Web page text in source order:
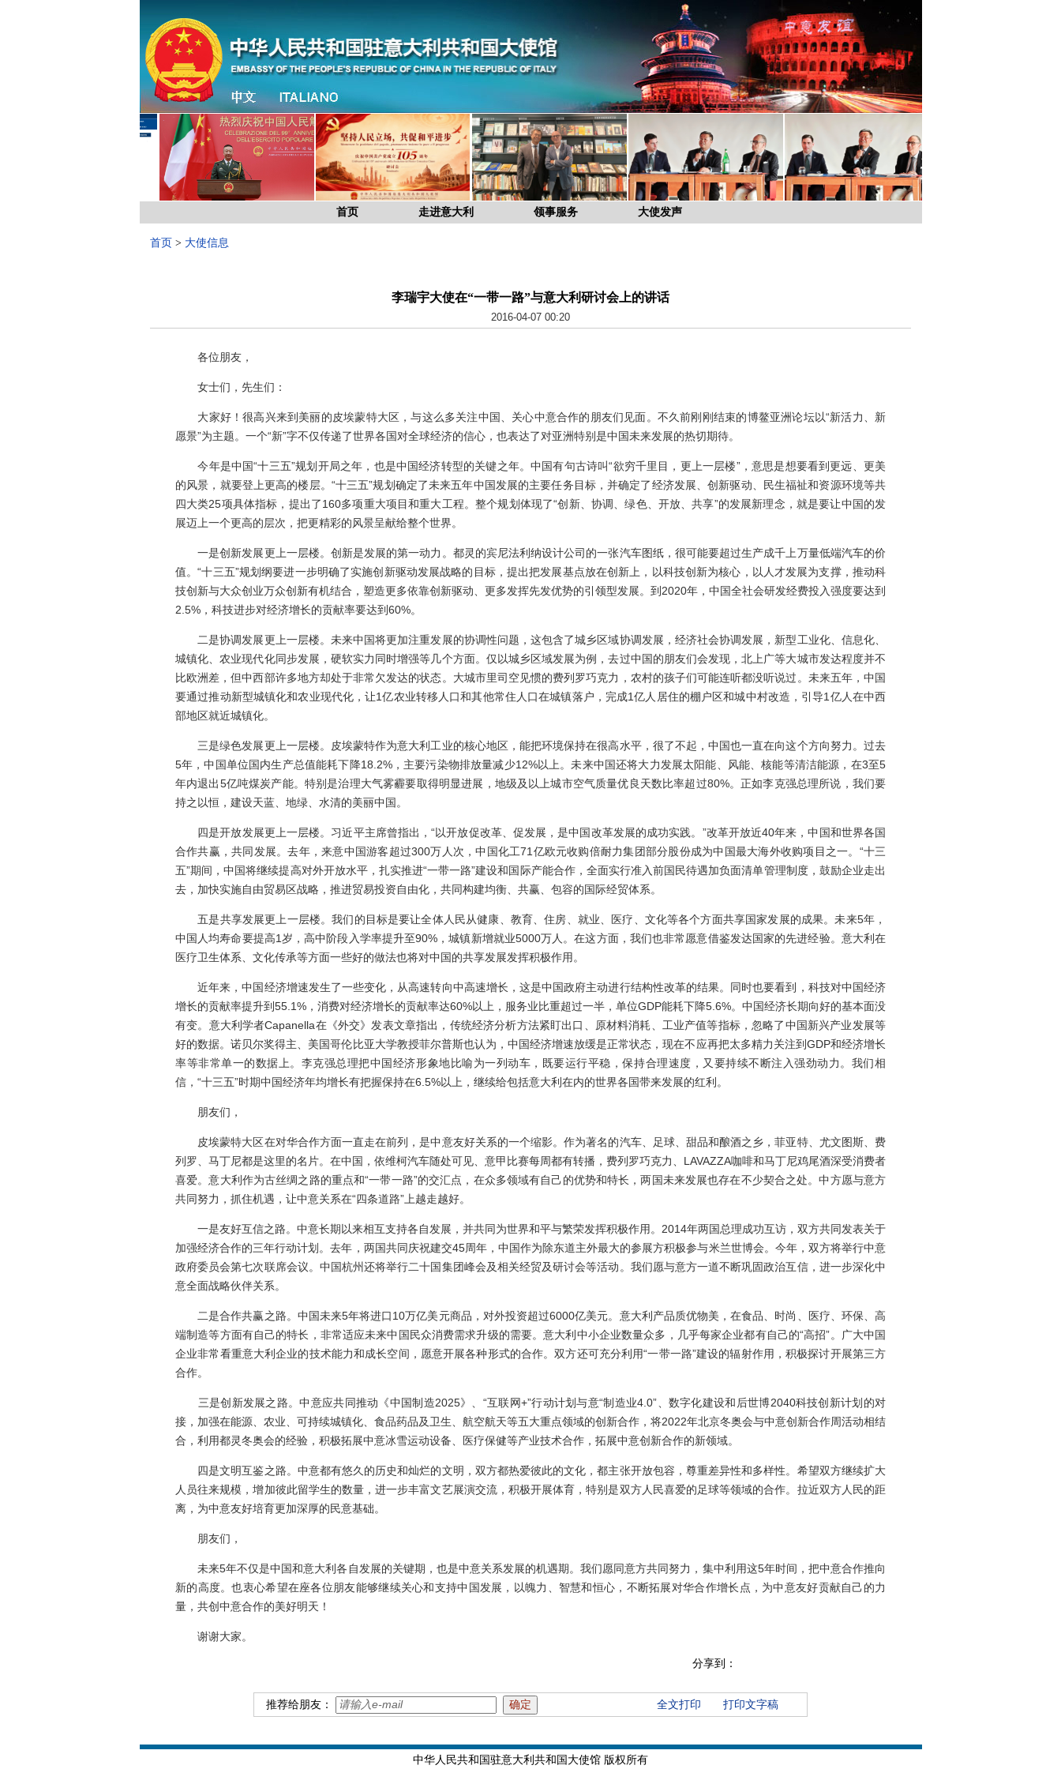
首页 走进意大利 领事服务 大使发声
首页 > 大使信息
李瑞宇大使在“一带一路”与意大利研讨会上的讲话
2016-04-07 00:20
各位朋友，
女士们，先生们：
大家好！很高兴来到美丽的皮埃蒙特大区，与这么多关注中国、关心中意合作的朋友们见面。不久前刚刚结束的博鳌亚洲论坛以“新活力、新
愿景”为主题。一个“新”字不仅传递了世界各国对全球经济的信心，也表达了对亚洲特别是中国未来发展的热切期待。
今年是中国“十三五”规划开局之年，也是中国经济转型的关键之年。中国有句古诗叫“欲穷千里目，更上一层楼”，意思是想要看到更远、更美
的风景，就要登上更高的楼层。“十三五”规划确定了未来五年中国发展的主要任务目标，并确定了经济发展、创新驱动、民生福祉和资源环境等共
四大类25项具体指标，提出了160多项重大项目和重大工程。整个规划体现了“创新、协调、绿色、开放、共享”的发展新理念，就是要让中国的发
展迈上一个更高的层次，把更精彩的风景呈献给整个世界。
一是创新发展更上一层楼。创新是发展的第一动力。都灵的宾尼法利纳设计公司的一张汽车图纸，很可能要超过生产成千上万量低端汽车的价
值。“十三五”规划纲要进一步明确了实施创新驱动发展战略的目标，提出把发展基点放在创新上，以科技创新为核心，以人才发展为支撑，推动科
技创新与大众创业万众创新有机结合，塑造更多依靠创新驱动、更多发挥先发优势的引领型发展。到2020年，中国全社会研发经费投入强度要达到
2.5%，科技进步对经济增长的贡献率要达到60%。
二是协调发展更上一层楼。未来中国将更加注重发展的协调性问题，这包含了城乡区域协调发展，经济社会协调发展，新型工业化、信息化、
城镇化、农业现代化同步发展，硬软实力同时增强等几个方面。仅以城乡区域发展为例，去过中国的朋友们会发现，北上广等大城市发达程度并不
比欧洲差，但中西部许多地方却处于非常欠发达的状态。大城市里司空见惯的费列罗巧克力，农村的孩子们可能连听都没听说过。未来五年，中国
要通过推动新型城镇化和农业现代化，让1亿农业转移人口和其他常住人口在城镇落户，完成1亿人居住的棚户区和城中村改造，引导1亿人在中西
部地区就近城镇化。
三是绿色发展更上一层楼。皮埃蒙特作为意大利工业的核心地区，能把环境保持在很高水平，很了不起，中国也一直在向这个方向努力。过去
5年，中国单位国内生产总值能耗下降18.2%，主要污染物排放量减少12%以上。未来中国还将大力发展太阳能、风能、核能等清洁能源，在3至5
年内退出5亿吨煤炭产能。特别是治理大气雾霾要取得明显进展，地级及以上城市空气质量优良天数比率超过80%。正如李克强总理所说，我们要
持之以恒，建设天蓝、地绿、水清的美丽中国。
四是开放发展更上一层楼。习近平主席曾指出，“以开放促改革、促发展，是中国改革发展的成功实践。”改革开放近40年来，中国和世界各国
合作共赢，共同发展。去年，来意中国游客超过300万人次，中国化工71亿欧元收购倍耐力集团部分股份成为中国最大海外收购项目之一。“十三
五”期间，中国将继续提高对外开放水平，扎实推进“一带一路”建设和国际产能合作，全面实行准入前国民待遇加负面清单管理制度，鼓励企业走出
去，加快实施自由贸易区战略，推进贸易投资自由化，共同构建均衡、共赢、包容的国际经贸体系。
五是共享发展更上一层楼。我们的目标是要让全体人民从健康、教育、住房、就业、医疗、文化等各个方面共享国家发展的成果。未来5年，
中国人均寿命要提高1岁，高中阶段入学率提升至90%，城镇新增就业5000万人。在这方面，我们也非常愿意借鉴发达国家的先进经验。意大利在
医疗卫生体系、文化传承等方面一些好的做法也将对中国的共享发展发挥积极作用。
近年来，中国经济增速发生了一些变化，从高速转向中高速增长，这是中国政府主动进行结构性改革的结果。同时也要看到，科技对中国经济
增长的贡献率提升到55.1%，消费对经济增长的贡献率达60%以上，服务业比重超过一半，单位GDP能耗下降5.6%。中国经济长期向好的基本面没
有变。意大利学者Capanella在《外交》发表文章指出，传统经济分析方法紧盯出口、原材料消耗、工业产值等指标，忽略了中国新兴产业发展等
好的数据。诺贝尔奖得主、美国哥伦比亚大学教授菲尔普斯也认为，中国经济增速放缓是正常状态，现在不应再把太多精力关注到GDP和经济增长
率等非常单一的数据上。李克强总理把中国经济形象地比喻为一列动车，既要运行平稳，保持合理速度，又要持续不断注入强劲动力。我们相
信，“十三五”时期中国经济年均增长有把握保持在6.5%以上，继续给包括意大利在内的世界各国带来发展的红利。
朋友们，
皮埃蒙特大区在对华合作方面一直走在前列，是中意友好关系的一个缩影。作为著名的汽车、足球、甜品和酿酒之乡，菲亚特、尤文图斯、费
列罗、马丁尼都是这里的名片。在中国，依维柯汽车随处可见、意甲比赛每周都有转播，费列罗巧克力、LAVAZZA咖啡和马丁尼鸡尾酒深受消费者
喜爱。意大利作为古丝绸之路的重点和“一带一路”的交汇点，在众多领域有自己的优势和特长，两国未来发展也存在不少契合之处。中方愿与意方
共同努力，抓住机遇，让中意关系在“四条道路”上越走越好。
一是友好互信之路。中意长期以来相互支持各自发展，并共同为世界和平与繁荣发挥积极作用。2014年两国总理成功互访，双方共同发表关于
加强经济合作的三年行动计划。去年，两国共同庆祝建交45周年，中国作为除东道主外最大的参展方积极参与米兰世博会。今年，双方将举行中意
政府委员会第七次联席会议。中国杭州还将举行二十国集团峰会及相关经贸及研讨会等活动。我们愿与意方一道不断巩固政治互信，进一步深化中
意全面战略伙伴关系。
二是合作共赢之路。中国未来5年将进口10万亿美元商品，对外投资超过6000亿美元。意大利产品质优物美，在食品、时尚、医疗、环保、高
端制造等方面有自己的特长，非常适应未来中国民众消费需求升级的需要。意大利中小企业数量众多，几乎每家企业都有自己的“高招”。广大中国
企业非常看重意大利企业的技术能力和成长空间，愿意开展各种形式的合作。双方还可充分利用“一带一路”建设的辐射作用，积极探讨开展第三方
合作。
三是创新发展之路。中意应共同推动《中国制造2025》、“互联网+”行动计划与意“制造业4.0”、数字化建设和后世博2040科技创新计划的对
接，加强在能源、农业、可持续城镇化、食品药品及卫生、航空航天等五大重点领域的创新合作，将2022年北京冬奥会与中意创新合作周活动相结
合，利用都灵冬奥会的经验，积极拓展中意冰雪运动设备、医疗保健等产业技术合作，拓展中意创新合作的新领域。
四是文明互鉴之路。中意都有悠久的历史和灿烂的文明，双方都热爱彼此的文化，都主张开放包容，尊重差异性和多样性。希望双方继续扩大
人员往来规模，增加彼此留学生的数量，进一步丰富文艺展演交流，积极开展体育，特别是双方人民喜爱的足球等领域的合作。拉近双方人民的距
离，为中意友好培育更加深厚的民意基础。
朋友们，
未来5年不仅是中国和意大利各自发展的关键期，也是中意关系发展的机遇期。我们愿同意方共同努力，集中利用这5年时间，把中意合作推向
新的高度。也衷心希望在座各位朋友能够继续关心和支持中国发展，以魄力、智慧和恒心，不断拓展对华合作增长点，为中意友好贡献自己的力
量，共创中意合作的美好明天！
谢谢大家。
分享到：
推荐给朋友： 全文打印 打印文字稿
中华人民共和国驻意大利共和国大使馆 版权所有